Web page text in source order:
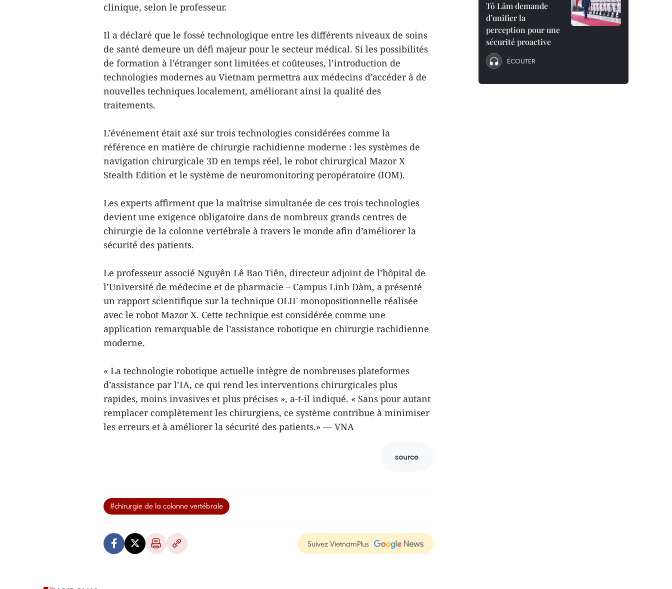
clinique, selon le professeur.
Il a déclaré que le fossé technologique entre les différents niveaux de soins
de santé demeure un défi majeur pour le secteur médical. Si les possibilités
de formation à l’étranger sont limitées et coûteuses, l’introduction de
technologies modernes au Vietnam permettra aux médecins d’accéder à de
nouvelles techniques localement, améliorant ainsi la qualité des
traitements.
L’événement était axé sur trois technologies considérées comme la
référence en matière de chirurgie rachidienne moderne : les systèmes de
navigation chirurgicale 3D en temps réel, le robot chirurgical Mazor X
Stealth Edition et le système de neuromonitoring peropératoire (IOM).
Les experts affirment que la maîtrise simultanée de ces trois technologies
devient une exigence obligatoire dans de nombreux grands centres de
chirurgie de la colonne vertébrale à travers le monde afin d’améliorer la
sécurité des patients.
Le professeur associé Nguyên Lê Bao Tiên, directeur adjoint de l’hôpital de
l’Université de médecine et de pharmacie – Campus Linh Dàm, a présenté
un rapport scientifique sur la technique OLIF monopositionnelle réalisée
avec le robot Mazor X. Cette technique est considérée comme une
application remarquable de l’assistance robotique en chirurgie rachidienne
moderne.
« La technologie robotique actuelle intègre de nombreuses plateformes
d’assistance par l’IA, ce qui rend les interventions chirurgicales plus
rapides, moins invasives et plus précises », a-t-il indiqué. « Sans pour autant
remplacer complètement les chirurgiens, ce système contribue à minimiser
les erreurs et à améliorer la sécurité des patients.» — VNA
source
#chirurgie de la colonne vertébrale
Suivez VietnamPlus
Tô Lâm demande
d’unifier la
perception pour une
sécurité proactive
ÉCOUTER